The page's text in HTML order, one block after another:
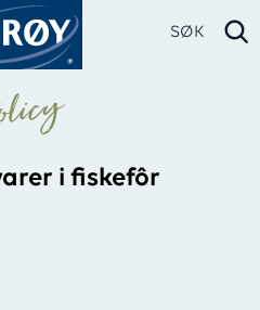
SØK
i fiskefôr